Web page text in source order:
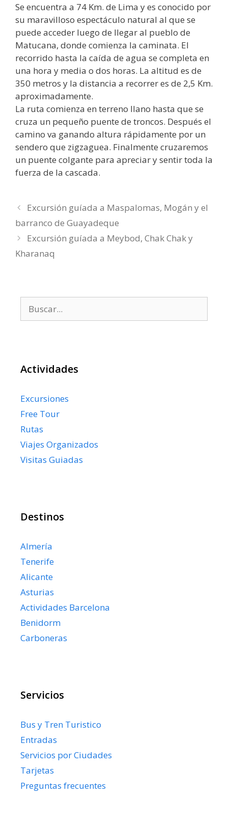
Se encuentra a 74 Km. de Lima y es conocido por
su maravilloso espectáculo natural al que se
puede acceder luego de llegar al pueblo de
Matucana, donde comienza la caminata. El
recorrido hasta la caída de agua se completa en
una hora y media o dos horas. La altitud es de
350 metros y la distancia a recorrer es de 2,5 Km.
aproximadamente.
La ruta comienza en terreno llano hasta que se
cruza un pequeño puente de troncos. Después el
camino va ganando altura rápidamente por un
sendero que zigzaguea. Finalmente cruzaremos
un puente colgante para apreciar y sentir toda la
fuerza de la cascada.
Excursión guíada a Maspalomas, Mogán y el
barranco de Guayadeque
Excursión guíada a Meybod, Chak Chak y
Kharanaq
Actividades
Excursiones
Free Tour
Rutas
Viajes Organizados
Visitas Guiadas
Destinos
Almería
Tenerife
Alicante
Asturias
Actividades Barcelona
Benidorm
Carboneras
Servicios
Bus y Tren Turistico
Entradas
Servicios por Ciudades
Tarjetas
Preguntas frecuentes